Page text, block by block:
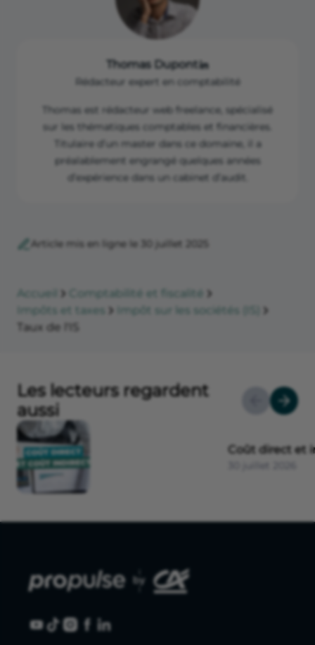
développement (R&D).
social/carte-impot-sur-les-societes-dans-les-etats-
membres-de-l-union-europeenne/
Thomas Dupont
Rédacteur expert en comptabilité
Thomas est rédacteur web freelance, spécialisé
sur les thématiques comptables et financières.
Titulaire d’un master dans ce domaine, il a
préalablement engrangé quelques années
d’expérience dans un cabinet d’audit.
Article mis en ligne le 30 juillet 2025
Accueil
Comptabilité et fiscalité
Impôts et taxes
Impôt sur les sociétés (IS)
Taux de l'IS
Les lecteurs regardent
aussi
Coût direct et